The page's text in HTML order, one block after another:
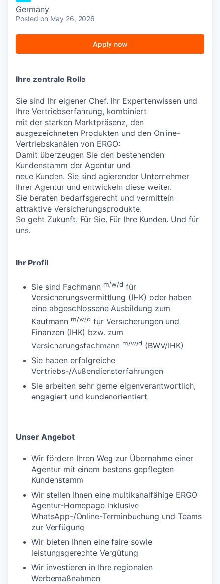
Germany
Posted on May 26, 2026
Apply now
Ihre zentrale Rolle
Sie sind Ihr eigener Chef. Ihr Expertenwissen und
Ihre Vertriebserfahrung, kombiniert
mit der starken Marktpräsenz, den
ausgezeichneten Produkten und den Online-
Vertriebskanälen von ERGO:
Damit überzeugen Sie den bestehenden
Kundenstamm der Agentur und
neue Kunden. Sie sind agierender Unternehmer
Ihrer Agentur und entwickeln diese weiter.
Sie beraten bedarfsgerecht und vermitteln
attraktive Versicherungsprodukte.
So geht Zukunft. Für Sie. Für Ihre Kunden. Und für
uns.
Ihr Profil
Sie sind Fachmann m/w/d für
Versicherungsvermittlung (IHK) oder haben
eine abgeschlossene Ausbildung zum
Kaufmann m/w/d für Versicherungen und
Finanzen (IHK) bzw. zum
Versicherungsfachmann m/w/d (BWV/IHK)
Sie haben erfolgreiche
Vertriebs-/Außendiensterfahrungen
Sie arbeiten sehr gerne eigenverantwortlich,
engagiert und kundenorientiert
Unser Angebot
Wir fördern Ihren Weg zur Übernahme einer
Agentur mit einem bestens gepflegten
Kundenstamm
Wir stellen Ihnen eine multikanalfähige ERGO
Agentur-Homepage inklusive
WhatsApp-/Online-Terminbuchung und Teams
zur Verfügung
Wir bieten Ihnen eine faire sowie
leistungsgerechte Vergütung
Wir investieren in Ihre regionalen
Werbemaßnahmen